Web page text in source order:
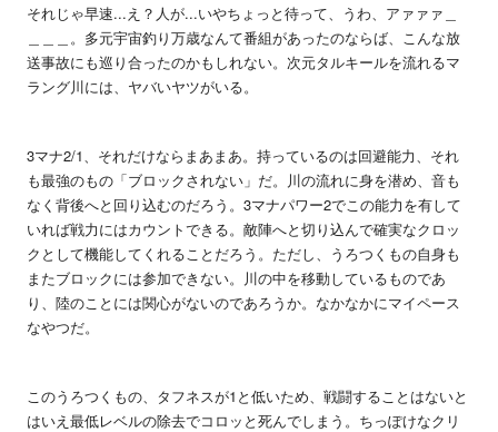
それじゃ早速...え？人が...いやちょっと待って、うわ、アァァァ＿
＿＿＿。多元宇宙釣り万歳なんて番組があったのならば、こんな放
送事故にも巡り合ったのかもしれない。次元タルキールを流れるマ
ラング川には、ヤバいヤツがいる。
3マナ2/1、それだけならまあまあ。持っているのは回避能力、それ
も最強のもの「ブロックされない」だ。川の流れに身を潜め、音も
なく背後へと回り込むのだろう。3マナパワー2でこの能力を有して
いれば戦力にはカウントできる。敵陣へと切り込んで確実なクロッ
クとして機能してくれることだろう。ただし、うろつくもの自身も
またブロックには参加できない。川の中を移動しているものであ
り、陸のことには関心がないのであろうか。なかなかにマイペース
なやつだ。
このうろつくもの、タフネスが1と低いため、戦闘することはないと
はいえ最低レベルの除去でコロッと死んでしまう。ちっぽけなクリ